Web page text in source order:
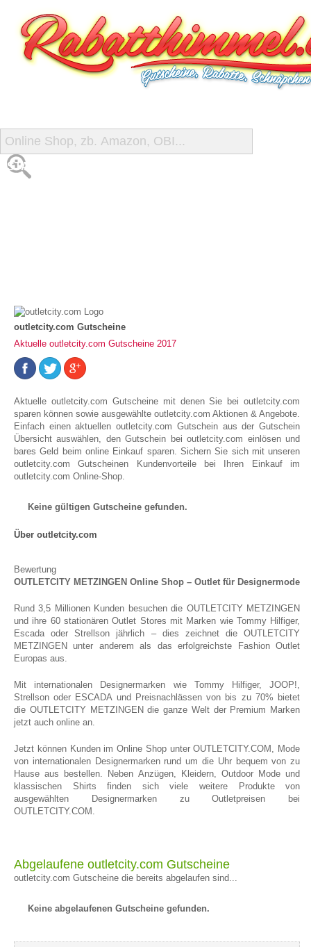
START
outletcity.com Gutscheine
Aktuelle outletcity.com Gutscheine 2017
Aktuelle outletcity.com Gutscheine mit denen Sie bei outletcity.com
sparen können sowie ausgewählte outletcity.com Aktionen & Angebote.
Einfach einen aktuellen outletcity.com Gutschein aus der Gutschein
Übersicht auswählen, den Gutschein bei outletcity.com einlösen und
bares Geld beim online Einkauf sparen. Sichern Sie sich mit unseren
outletcity.com Gutscheinen Kundenvorteile bei Ihren Einkauf im
outletcity.com Online-Shop.
Keine gültigen Gutscheine gefunden.
Über outletcity.com
Bewertung
OUTLETCITY METZINGEN Online Shop – Outlet für Designermode
Rund 3,5 Millionen Kunden besuchen die OUTLETCITY METZINGEN
und ihre 60 stationären Outlet Stores mit Marken wie Tommy Hilfiger,
Escada oder Strellson jährlich – dies zeichnet die OUTLETCITY
METZINGEN unter anderem als das erfolgreichste Fashion Outlet
Europas aus.
Mit internationalen Designermarken wie Tommy Hilfiger, JOOP!,
Strellson oder ESCADA und Preisnachlässen von bis zu 70% bietet
die OUTLETCITY METZINGEN die ganze Welt der Premium Marken
jetzt auch online an.
Jetzt können Kunden im Online Shop unter OUTLETCITY.COM, Mode
von internationalen Designermarken rund um die Uhr bequem von zu
Hause aus bestellen. Neben Anzügen, Kleidern, Outdoor Mode und
klassischen Shirts finden sich viele weitere Produkte von
ausgewählten Designermarken zu Outletpreisen bei
OUTLETCITY.COM.
Abgelaufene outletcity.com Gutscheine
outletcity.com Gutscheine die bereits abgelaufen sind...
Keine abgelaufenen Gutscheine gefunden.